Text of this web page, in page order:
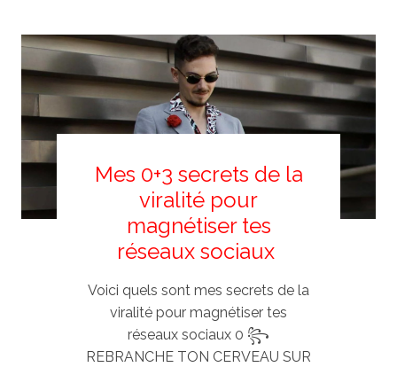
Mes 0+3 secrets de la
viralité pour
magnétiser tes
réseaux sociaux
Voici quels sont mes secrets de la
viralité pour magnétiser tes
réseaux sociaux 0 ꧂
REBRANCHE TON CERVEAU SUR